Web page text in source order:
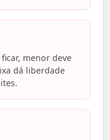
menor deve
dá liberdade